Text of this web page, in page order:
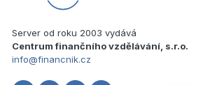
Server od roku 2003 vydává
Centrum finančního vzdělávání, s.r.o.
info@financnik.cz